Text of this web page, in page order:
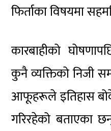
फिर्ताका विषयमा
कारबाहीको
कुनै व्यक्तिको निजी
आफूहरूले इतिहास
गरिरहेको बताएका